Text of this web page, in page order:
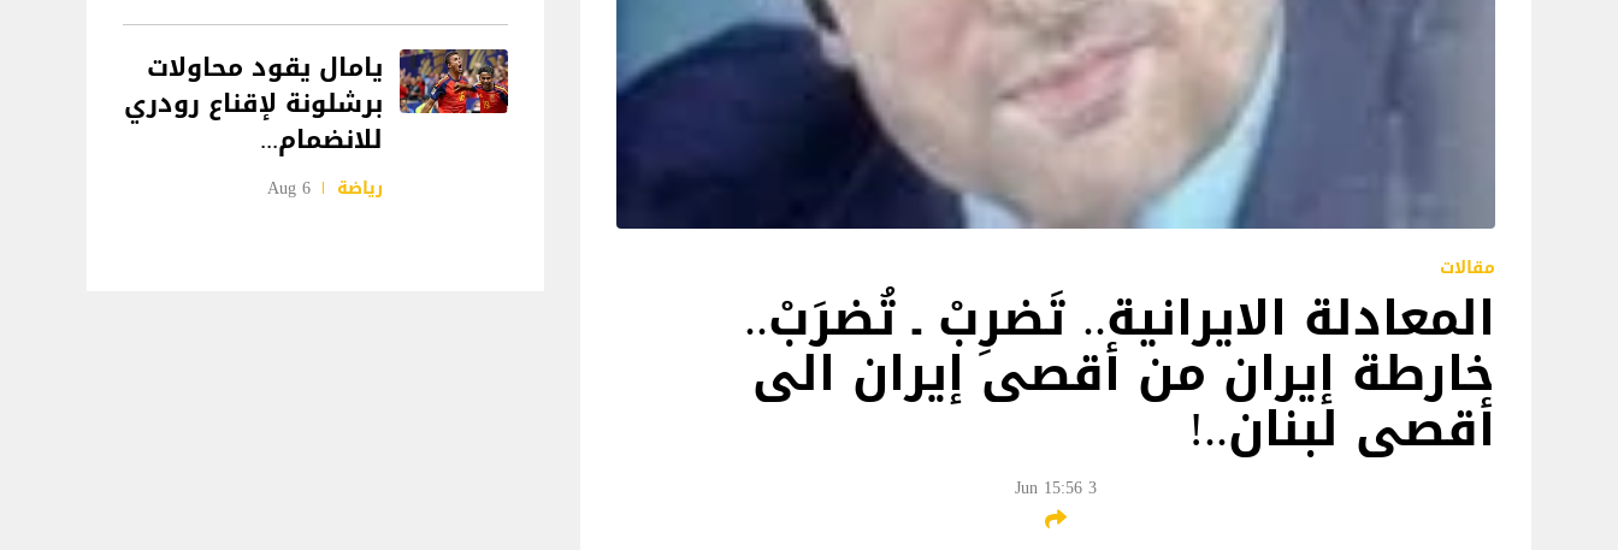
مقالات
المعادلة الايرانية.. تَضرِبْ ـ تُضرَبْ..
خارطة إيران من أقصى إيران الى
أقصى لبنان..!
3 Jun 15:56
يامال يقود محاولات
برشلونة لإقناع رودري
للانضمام...
رياضة 6 Aug